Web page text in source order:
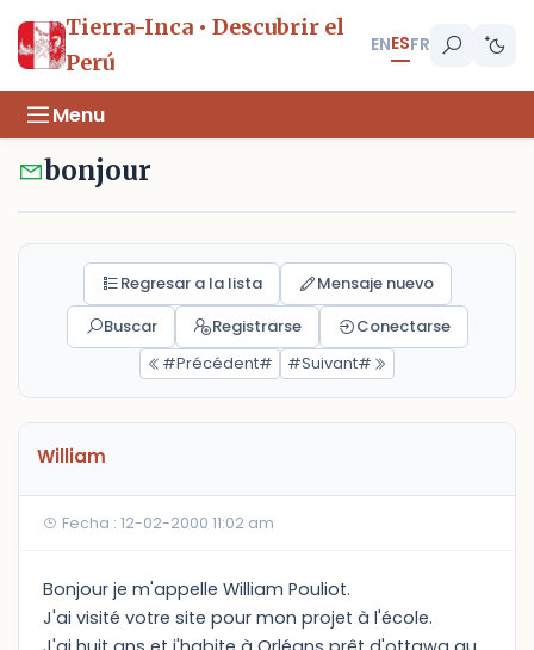
Tierra-Inca • Descubrir el
Perú
ENESFR
Menu
bonjour
Regresar a la lista
Mensaje nuevo
Buscar
Registrarse
Conectarse
#Précédent#
#Suivant#
William
Fecha : 12-02-2000 11:02 am
Bonjour je m'appelle William Pouliot.
J'ai visité votre site pour mon projet à l'école.